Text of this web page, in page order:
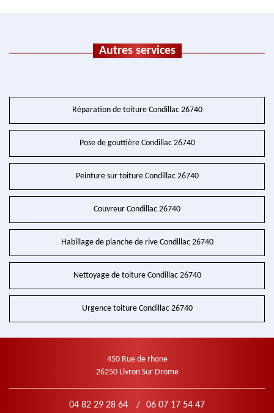
Autres services
Réparation de toiture Condillac 26740
Pose de gouttière Condillac 26740
Peinture sur toiture Condillac 26740
Couvreur Condillac 26740
Habillage de planche de rive Condillac 26740
Nettoyage de toiture Condillac 26740
Urgence toiture Condillac 26740
450 Rue de rhone
26250 Livron Sur Drome
04 82 29 28 64 / 06 07 17 54 47